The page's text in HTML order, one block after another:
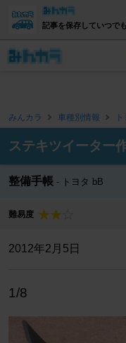
記事を保存していつで
みんカラ 車種別情報
ステキツイーター
整備手帳 トヨタ bB
難易度
2012年2月5日
1/8